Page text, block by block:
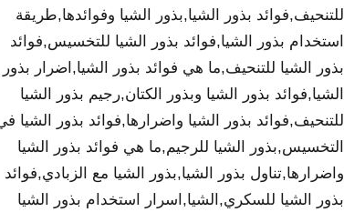
للتنحيف,فوائد بذور الشيا,بذور الشيا وفوائدها,طريقة
استخدام بذور الشيا,فوائد بذور الشيا للتخسيس,فوائد
بذور الشيا للتنحيف,ما هي فوائد بذور الشيا,اضرار بذور
الشيا,فوائد بذور الشيا وبذور الكتان,رجيم بذور الشيا
للتنحيف,فوائد بذور الشيا واضرارها,فوائد بذور الشيا
التخسيس,بذور الشيا للرجيم,ما هي فوائد بذور الشيا
واضرارها,تناول بذور الشيا,بذور الشيا مع الزبادي,فوائد
بذور الشيا للسكري,الشيا,اسرار استخدام بذور الشيا